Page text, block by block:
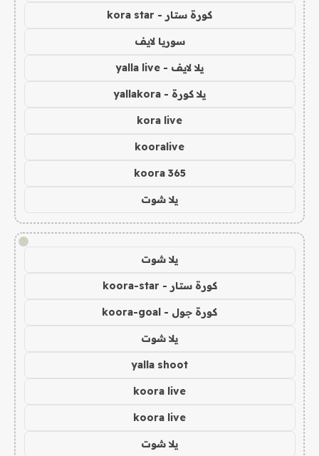
كورة ستار - kora star
سوريا لايف
يلا لايف - yalla live
يلا كورة - yallakora
kora live
kooralive
koora 365
يلا شوت
!
يلا شوت
كورة ستار - koora-star
كورة جول - koora-goal
يلا شوت
yalla shoot
koora live
koora live
يلا شوت